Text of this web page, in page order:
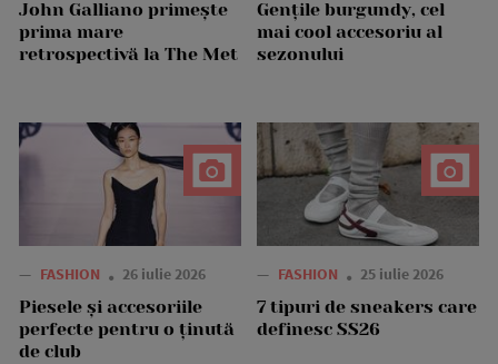
John Galliano primește
prima mare
retrospectivă la The Met
Gențile burgundy, cel
mai cool accesoriu al
sezonului
— FASHION 26 iulie 2026
Piesele și accesoriile
perfecte pentru o ținută
de club
— FASHION 25 iulie 2026
7 tipuri de sneakers care
definesc SS26